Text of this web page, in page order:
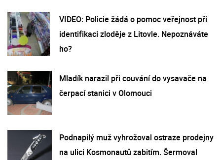
VIDEO: Policie žádá o pomoc veřejnost při
identifikaci zloděje z Litovle. Nepoznáváte
ho?
Mladík narazil při couvání do vysavače na
čerpací stanici v Olomouci
Podnapilý muž vyhrožoval ostraze prodejny
na ulici Kosmonautů zabitím. Šermoval